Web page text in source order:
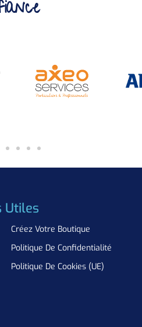
Utiles
Créez Votre Boutique
Politique De Confidentialité
Politique De Cookies (UE)